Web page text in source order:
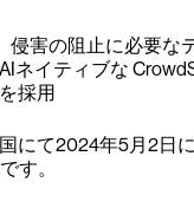
侵害の阻止に必要な
ネイティブな
採用
にて2024年5月2日
す。